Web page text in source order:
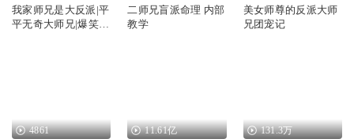
我家师兄是大反派|平
平无奇大师兄|爆笑修
二师兄盲派命理 内部
教学
美女师尊的反派大师
兄团宠记
4861 11.61亿 131.3万